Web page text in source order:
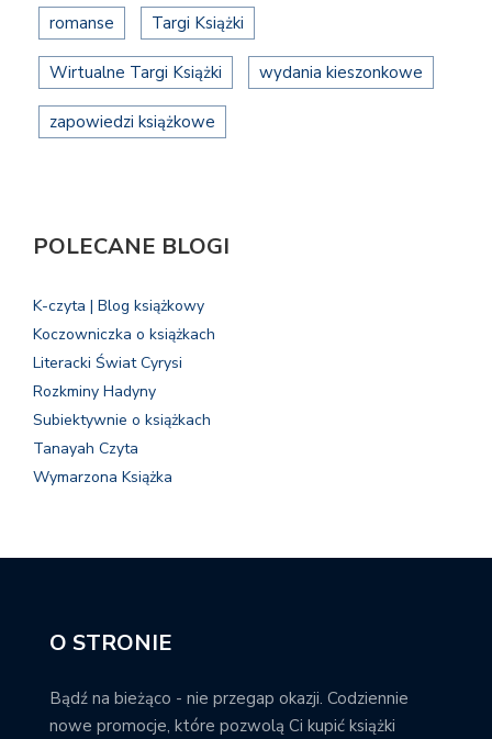
romanse Targi Książki
Wirtualne Targi Książki wydania kieszonkowe
zapowiedzi książkowe
POLECANE BLOGI
K-czyta | Blog książkowy
Koczowniczka o książkach
Literacki Świat Cyrysi
Rozkminy Hadyny
Subiektywnie o książkach
Tanayah Czyta
Wymarzona Książka
O STRONIE
Bądź na bieżąco - nie przegap okazji. Codziennie
nowe promocje, które pozwolą Ci kupić książki